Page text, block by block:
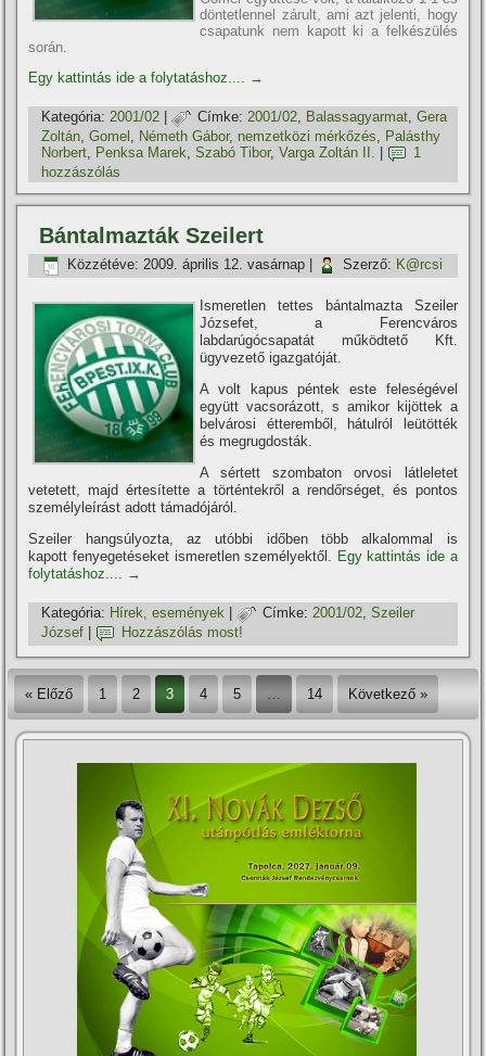
döntetlennel zárult, ami azt jelenti, hogy
csapatunk nem kapott ki a felkészülés
során.
Egy kattintás ide a folytatáshoz....
→
Kategória: 2001/02 | Címke: 2001/02, Balassagyarmat,Gera
Zoltán ,Gomel Németh Gábor, nemzetközi mérkőzés
Palásthy
Norbert, Penksa Marek,Szabó Tibor,Varga Zoltán II.
1
hozzászólás
Bántalmazták Szeilert
Közzétéve: 2009. április 12. vasárnap Szerző: K@rcsi
Ismeretlen tettes bántalmazta Szeiler
Józsefet, a Ferencváros
labdarúgócsapatát működtető Kft.
ügyvezető igazgatóját.
A volt kapus péntek este feleségével
együtt vacsorázott, s amikor kijöttek a
belvárosi étteremből, hátulról leütötték
és megrugdosták.
A sértett szombaton orvosi látleletet
vetetett, majd értesí­tette a történtekről a rendőrséget, és pontos
személyleí­rást adott támadójáról.
Szeiler hangsúlyozta, az utóbbi időben több alkalommal is
kapott fenyegetéseket ismeretlen személyektől. Egy kattintás ide a
folytatáshoz....
→
Kategória: Hí­rek, események | Címke: 2001/02,Szeiler
József
Hozzászólás most!
« Előző 1 2 3 4 5 14 Következő »